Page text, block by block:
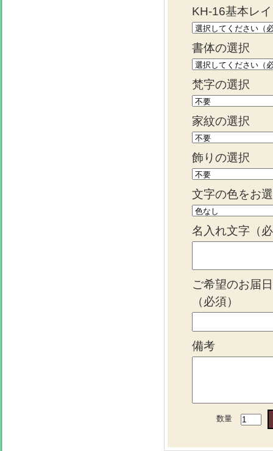
KH-16基本レ
書体の選択
梵字の選択
家紋の選択
飾りの選択
文字の色をお
名入れ文字（
ご希望のお届
（必須）
備考
数量